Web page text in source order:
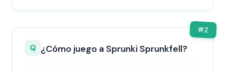
#2
Q ¿Cómo juego a Sprunki Sprunkfell?